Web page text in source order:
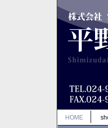
HOME